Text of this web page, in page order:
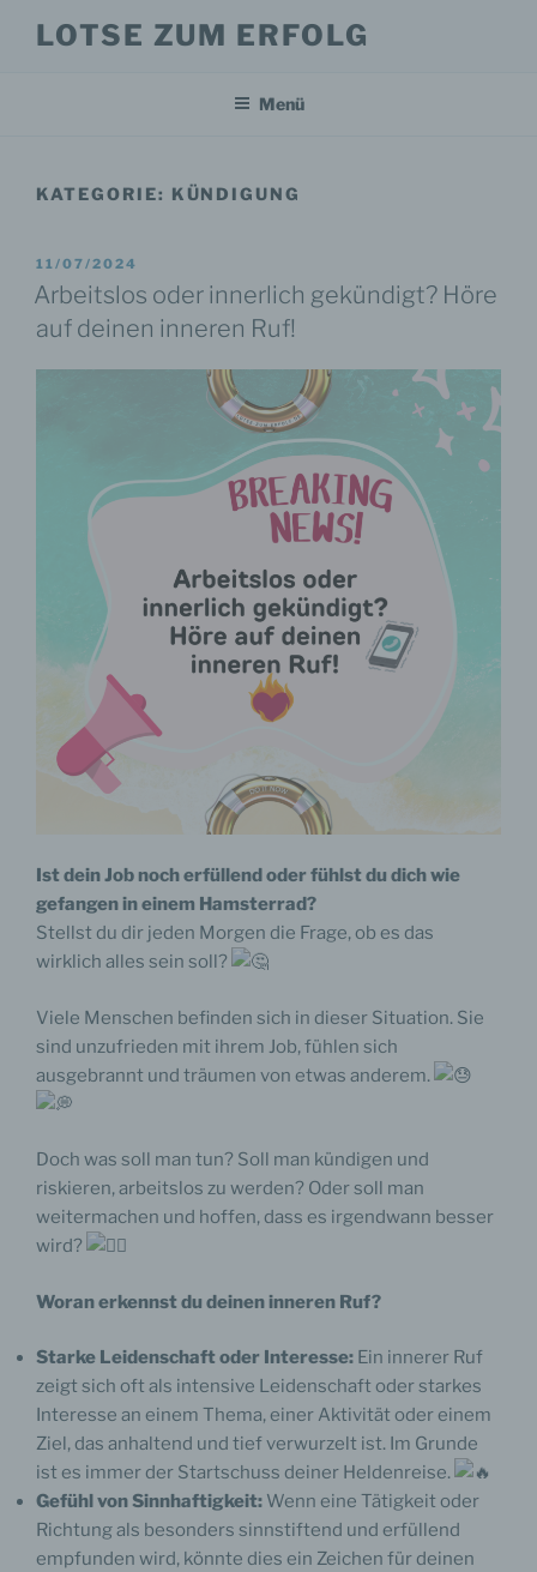
InhaltLOTSE ZUM ERFOLG
Menü
KATEGORIE: KÜNDIGUNG
VERÖFFENTLICHT
AM
11/07/2024
Arbeitslos oder innerlich gekündigt? Höre
auf deinen inneren Ruf!
Ist dein Job noch erfüllend oder fühlst du dich wie
gefangen in einem Hamsterrad?
Stellst du dir jeden Morgen die Frage, ob es das
wirklich alles sein soll?
Viele Menschen befinden sich in dieser Situation. Sie
sind unzufrieden mit ihrem Job, fühlen sich
ausgebrannt und träumen von etwas anderem.
Doch was soll man tun? Soll man kündigen und
riskieren, arbeitslos zu werden? Oder soll man
weitermachen und hoffen, dass es irgendwann besser
wird?
Woran erkennst du deinen inneren Ruf?
Starke Leidenschaft oder Interesse: Ein innerer Ruf
zeigt sich oft als intensive Leidenschaft oder starkes
Interesse an einem Thema, einer Aktivität oder einem
Ziel, das anhaltend und tief verwurzelt ist. Im Grunde
ist es immer der Startschuss deiner Heldenreise.
Gefühl von Sinnhaftigkeit: Wenn eine Tätigkeit oder
Richtung als besonders sinnstiftend und erfüllend
empfunden wird, könnte dies ein Zeichen für deinen